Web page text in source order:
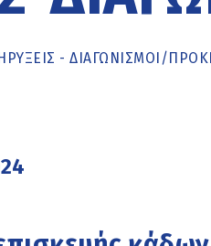
- ΔΙΑΓΩΝΙΣΜΟΙ /